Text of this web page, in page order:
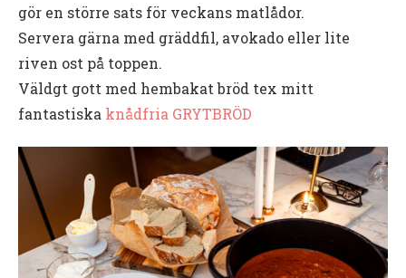
gör en större sats för veckans matlådor.
Servera gärna med gräddfil, avokado eller lite
riven ost på toppen.
Väldgt gott med hembakat bröd tex mitt
fantastiska knådfria GRYTBRÖD